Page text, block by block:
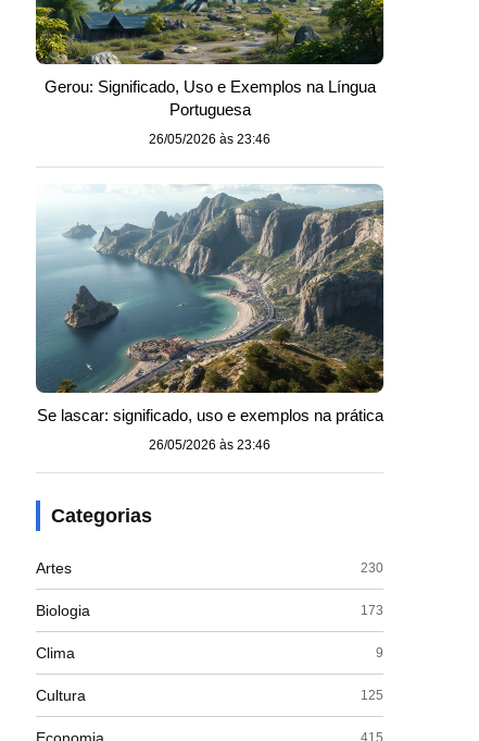
Gerou: Significado, Uso e Exemplos na Língua
Portuguesa
26/05/2026 às 23:46
Se lascar: significado, uso e exemplos na prática
26/05/2026 às 23:46
Categorias
Artes 230
Biologia 173
Clima 9
Cultura 125
415